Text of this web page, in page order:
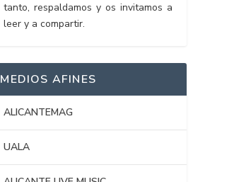
tanto, respaldamos y os invitamos a
leer y a compartir.
MEDIOS AFINES
ALICANTEMAG
UALA